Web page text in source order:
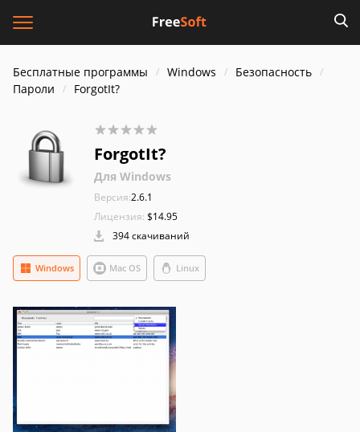
Бесплатные программы Windows
Безопасность
Пароли
ForgotIt?
ForgotIt?
Для Windows
Версия:2.6.1
Лицензия: $14.95
394 скачиваний
Mac OS Linux
Windows